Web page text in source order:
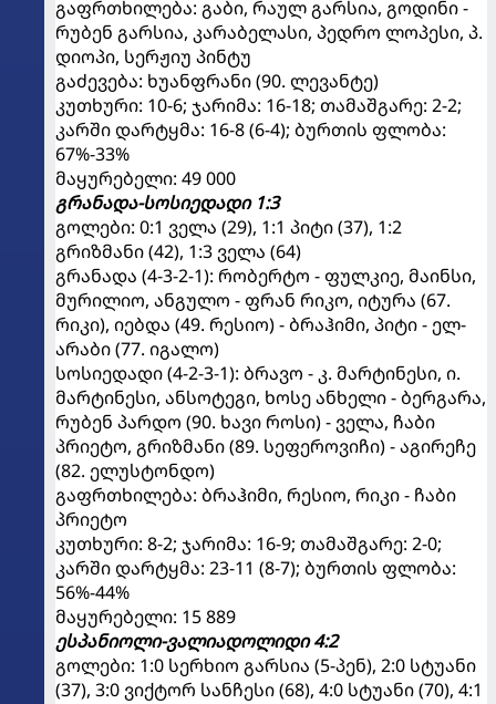
გაფრთხილება: გაბი, რაულ გარსია, გოდინი -
რუბენ გარსია, კარაბელასი, პედრო ლოპესი, პ.
დიოპი, სერჟიუ პინტუ
გაძევება: ხუანფრანი (90. ლევანტე)
კუთხური: 10-6; ჯარიმა: 16-18; თამაშგარე: 2-2;
კარში დარტყმა: 16-8 (6-4); ბურთის ფლობა:
67%-33%
მაყურებელი: 49 000
გრანადა-სოსიედადი 1:3
გოლები: 0:1 ველა (29), 1:1 პიტი (37), 1:2
გრიზმანი (42), 1:3 ველა (64)
გრანადა (4-3-2-1): რობერტო - ფულკიე, მაინსი,
მურილიო, ანგულო - ფრან რიკო, იტურა (67.
რიკი), იებდა (49. რესიო) - ბრაჰიმი, პიტი - ელ-
არაბი (77. იგალო)
სოსიედადი (4-2-3-1): ბრავო - კ. მარტინესი, ი.
მარტინესი, ანსოტეგი, ხოსე ანხელი - ბერგარა,
რუბენ პარდო (90. ხავი როსი) - ველა, ჩაბი
პრიეტო, გრიზმანი (89. სეფეროვიჩი) - აგირეჩე
(82. ელუსტონდო)
გაფრთხილება: ბრაჰიმი, რესიო, რიკი - ჩაბი
პრიეტო
კუთხური: 8-2; ჯარიმა: 16-9; თამაშგარე: 2-0;
კარში დარტყმა: 23-11 (8-7); ბურთის ფლობა:
56%-44%
მაყურებელი: 15 889
ესპანიოლი-ვალიადოლიდი 4:2
გოლები: 1:0 სერხიო გარსია (5-პენ), 2:0 სტუანი
(37), 3:0 ვიქტორ სანჩესი (68), 4:0 სტუანი (70), 4:1